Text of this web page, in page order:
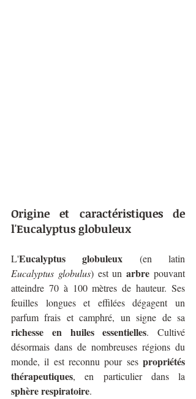
Origine et caractéristiques de
l'Eucalyptus globuleux
L'Eucalyptus globuleux
Eucalyptus globulus) est un arbre pouvant
atteindre 70 à 100 mètres de hauteur. Ses
feuilles longues et effilées dégagent un
richesse en huiles essentielles. Cultivé
désormais dans de nombreuses régions du
monde, il est reconnu pour ses propriétés
thérapeutiques
sphère respiratoire.